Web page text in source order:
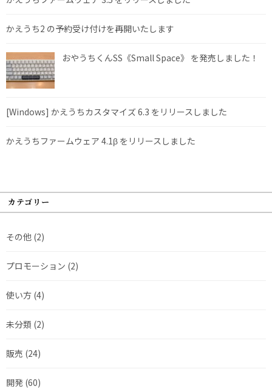
かえうち2 の予約受け付けを再開いたします
おやうちくんSS《Small Space》 を発売しました！
[Windows] かえうちカスタマイズ 6.3 をリリースしました
かえうちファームウェア 4.1β をリリースしました
カテゴリー
その他 (2)
プロモーション (2)
使い方 (4)
未分類 (2)
販売 (24)
開発 (60)